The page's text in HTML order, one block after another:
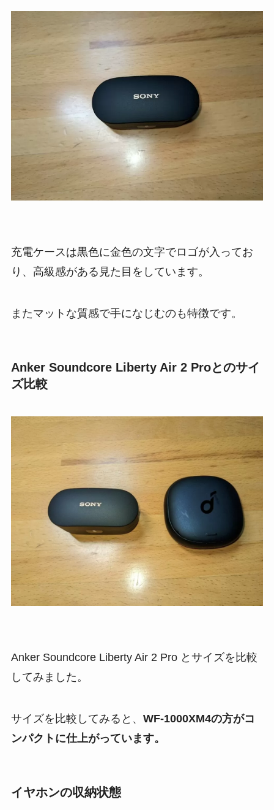
充電ケースは黒色に金色の文字でロゴが入ってお
り、高級感がある見た目をしています。
またマットな質感で手になじむのも特徴です。
Anker Soundcore Liberty Air 2 Proとのサイ
ズ比較
Anker Soundcore Liberty Air 2 Pro とサイズを比較
してみました。
サイズを比較してみると、 WF-1000XM4の方がコ
ンパクトに仕上がっています。
イヤホンの収納状態